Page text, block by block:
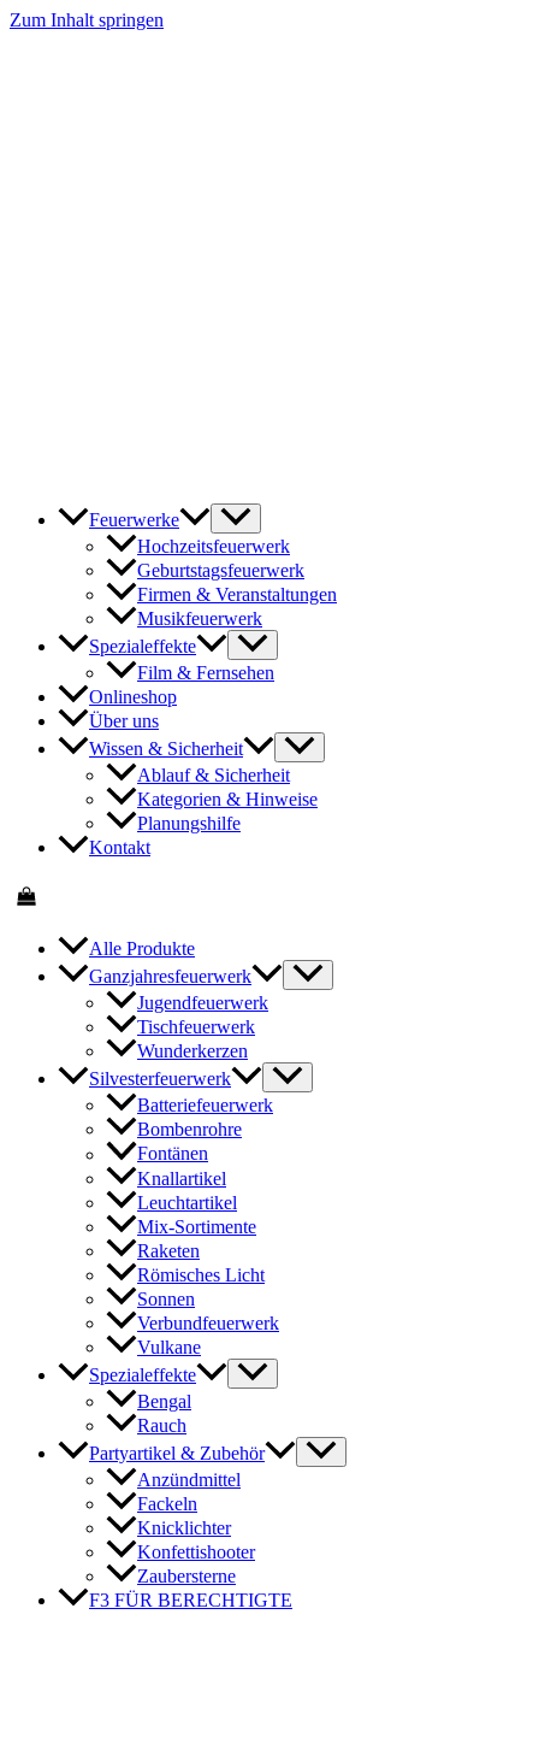
Zum Inhalt springen
Feuerwerke
Hochzeitsfeuerwerk
Geburtstagsfeuerwerk
Firmen & Veranstaltungen
Musikfeuerwerk
Spezialeffekte
Film & Fernsehen
Onlineshop
Über uns
Wissen & Sicherheit
Ablauf & Sicherheit
Kategorien & Hinweise
Planungshilfe
Kontakt
Alle Produkte
Ganzjahresfeuerwerk
Jugendfeuerwerk
Tischfeuerwerk
Wunderkerzen
Silvesterfeuerwerk
Batteriefeuerwerk
Bombenrohre
Fontänen
Knallartikel
Leuchtartikel
Mix-Sortimente
Raketen
Römisches Licht
Sonnen
Verbundfeuerwerk
Vulkane
Spezialeffekte
Bengal
Rauch
Partyartikel & Zubehör
Anzündmittel
Fackeln
Knicklichter
Konfettishooter
Zaubersterne
F3 FÜR BERECHTIGTE